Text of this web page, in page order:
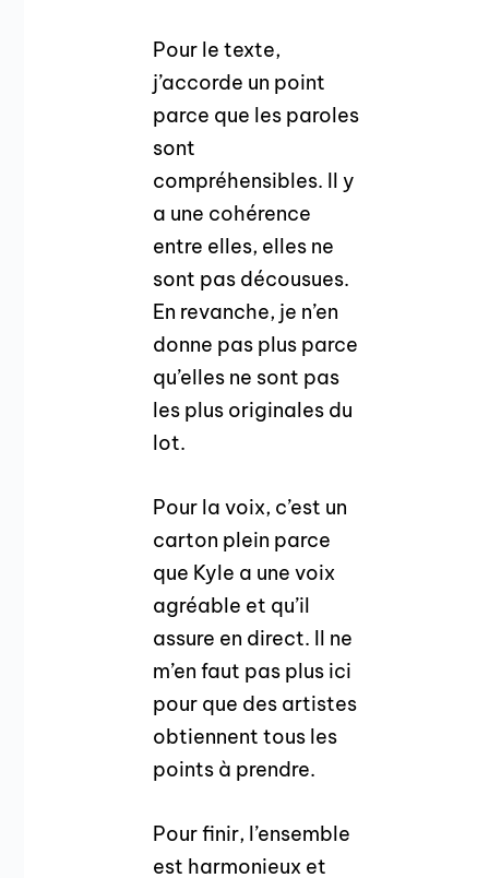
Pour le texte,
j’accorde un point
parce que les paroles
sont
compréhensibles. Il y
a une cohérence
entre elles, elles ne
sont pas décousues.
En revanche, je n’en
donne pas plus parce
qu’elles ne sont pas
les plus originales du
lot.
Pour la voix, c’est un
carton plein parce
que Kyle a une voix
agréable et qu’il
assure en direct. Il ne
m’en faut pas plus ici
pour que des artistes
obtiennent tous les
points à prendre.
Pour finir, l’ensemble
est harmonieux et